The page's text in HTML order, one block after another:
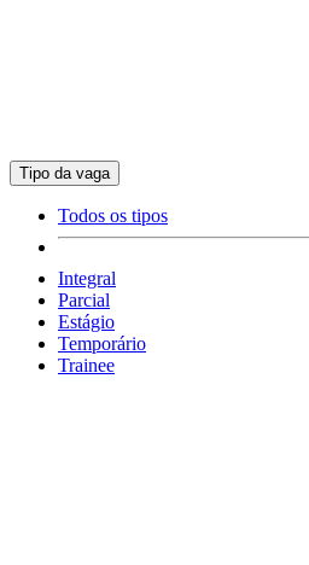
Tipo da vaga
Todos os tipos
Integral
Parcial
Estágio
Temporário
Trainee